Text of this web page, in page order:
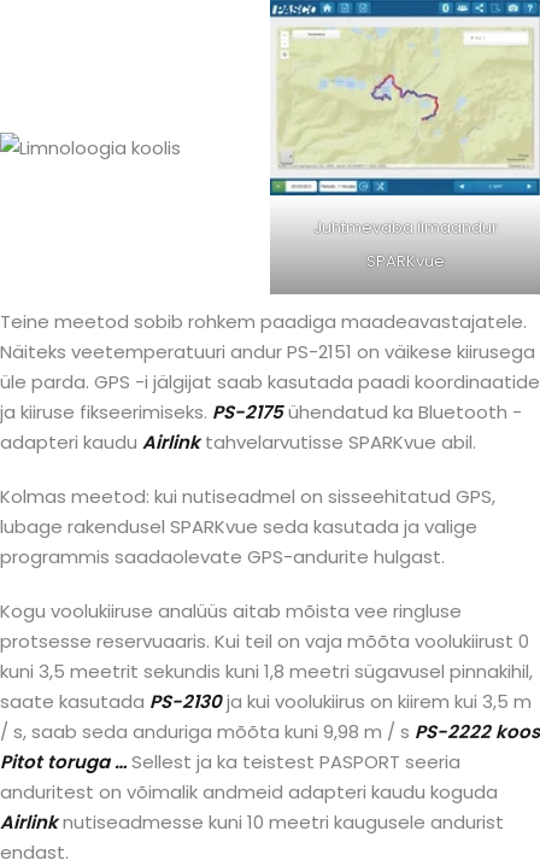
Juhtmevaba ilmaandur
SPARKvue
Teine meetod sobib rohkem paadiga maadeavastajatele.
Näiteks veetemperatuuri andur PS-2151 on väikese kiirusega
üle parda. GPS -i jälgijat saab kasutada paadi koordinaatide
ja kiiruse fikseerimiseks. PS-2175ühendatud ka Bluetooth -
adapteri kaudu Airlinktahvelarvutisse SPARKvue abil.
Kolmas meetod: kui nutiseadmel on sisseehitatud GPS,
lubage rakendusel SPARKvue seda kasutada ja valige
programmis saadaolevate GPS-andurite hulgast.
Kogu voolukiiruse analüüs aitab mõista vee ringluse
protsesse reservuaaris. Kui teil on vaja mõõta voolukiirust 0
kuni 3,5 meetrit sekundis kuni 1,8 meetri sügavusel pinnakihil,
saate kasutada PS-2130ja kui voolukiirus on kiirem kui 3,5 m
/ s, saab seda anduriga mõõta kuni 9,98 m / s PS-2222koos
Pitot toruga…Sellest ja ka teistest PASPORT seeria
anduritest on võimalik andmeid adapteri kaudu koguda
Airlinknutiseadmesse kuni 10 meetri kaugusele andurist
endast.